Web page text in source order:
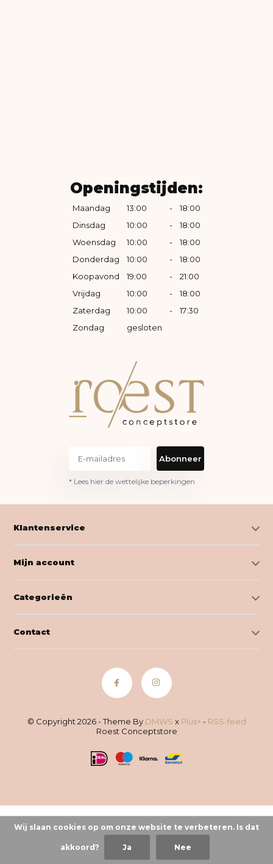
Openingstijden:
Maandag 13:00 -
18:00
Dinsdag
10:00 -
18:00
Woensdag
10:00 -
18:00
Donderdag
10:00 -
18:00
Koopavond
19:00 -
21:00
Vrijdag
10:00 -
18:00
Zaterdag
10:00 -
17:30
Zondag
gesloten
Abonneer
* Lees hier de wettelijke beperkingen
Klantenservice
Mijn account
Categorieën
Contact
© Copyright 2026 - Theme By DMWS x Plus+ - RSS-feed
Roest Conceptstore
Wij slaan cookies op om onze website te verbeteren. Is dat
akkoord? Ja Nee